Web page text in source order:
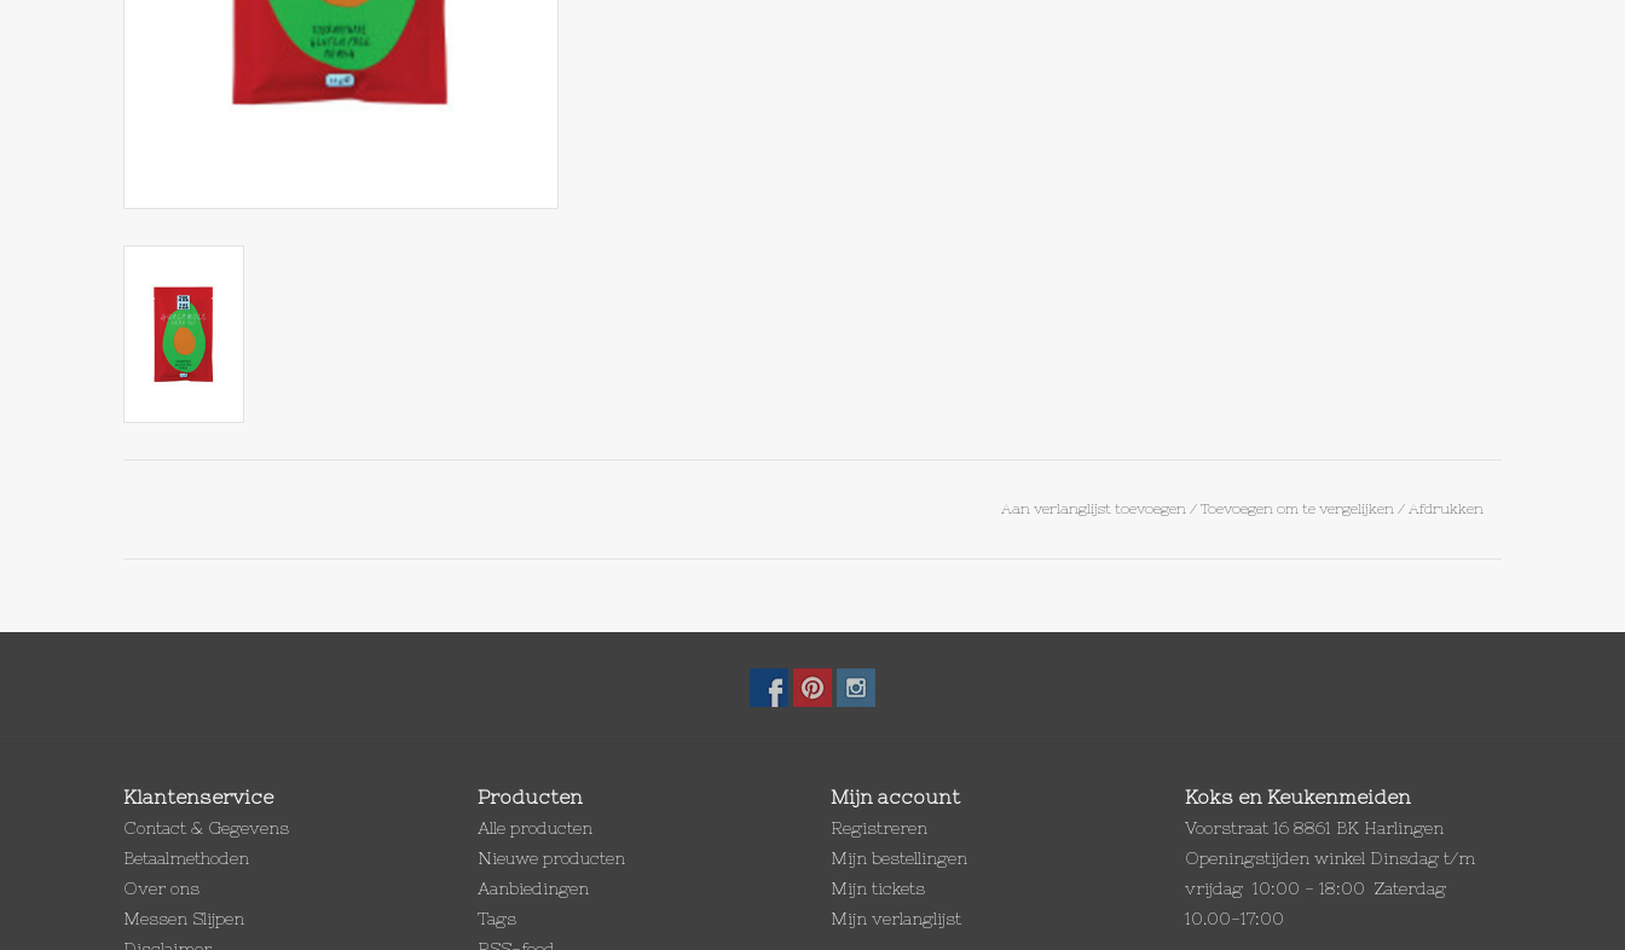
Aan verlanglijst toevoegen / Toevoegen om te vergelijken / Afdrukken
Klantenservice
Contact & Gegevens
Betaalmethoden
Over ons
Messen Slijpen
Producten
Alle producten
Nieuwe producten
Aanbiedingen
Tags
Mijn account
Registreren
Mijn bestellingen
Mijn tickets
Mijn verlanglijst
Koks en Keukenmeiden
Voorstraat 16 8861 BK Harlingen
Openingstijden winkel Dinsdag t/m
vrijdag 10:00 - 18:00 Zaterdag
10.00-17:00